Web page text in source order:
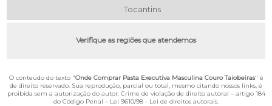
Tocantins
Verifique as regiões que atendemos
O conteúdo do texto "Onde Comprar Pasta Executiva Masculina Couro Taiobeiras" é
de direito reservado. Sua reprodução, parcial ou total, mesmo citando nossos links, é
proibida sem a autorização do autor. Crime de violação de direito autoral – artigo 184
do Código Penal – Lei 9610/98 - Lei de direitos autorais.